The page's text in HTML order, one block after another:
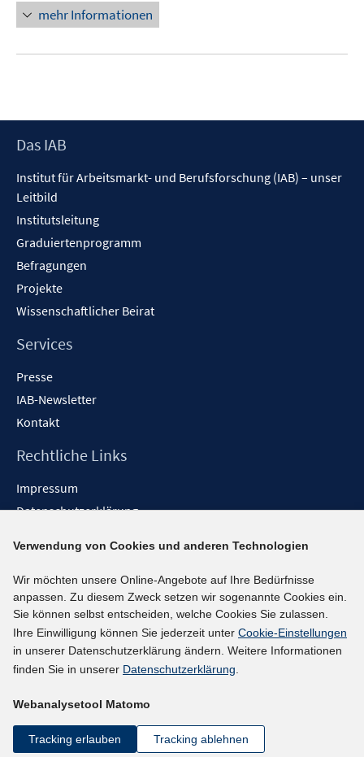
n
e
u
n
t
e
r
ö
f
f
n
mehr Informationen
Footer
Das IAB
Institut für Arbeitsmarkt- und Berufsforschung (IAB) – unser
Leitbild
Institutsleitung
Graduiertenprogramm
Befragungen
Projekte
Wissenschaftlicher Beirat
Services
Presse
IAB-Newsletter
Kontakt
Rechtliche Links
Impressum
Datenschutzerklärung
Barrieren melden
Social-Media-Kanäle
BlueSky
YouTube
LinkedIn
kununu
Netiquette
Verwendung von Cookies und anderen Technologien
Wir möchten unsere Online-Angebote auf Ihre Bedürfnisse
anpassen. Zu diesem Zweck setzen wir sogenannte Cookies ein.
Sie können selbst entscheiden, welche Cookies Sie zulassen.
Ihre Einwilligung können Sie jederzeit unter Cookie-Einstellungen
in unserer Datenschutzerklärung ändern. Weitere Informationen
finden Sie in unserer Datenschutzerklärung.
Webanalysetool Matomo
Tracking erlauben Tracking ablehnen